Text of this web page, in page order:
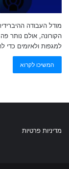
מודל העבודה
הקורונה, אולם נותר
למגפות ולאיומים כדי
המשיכו לקרוא
מדיניות פרטיות